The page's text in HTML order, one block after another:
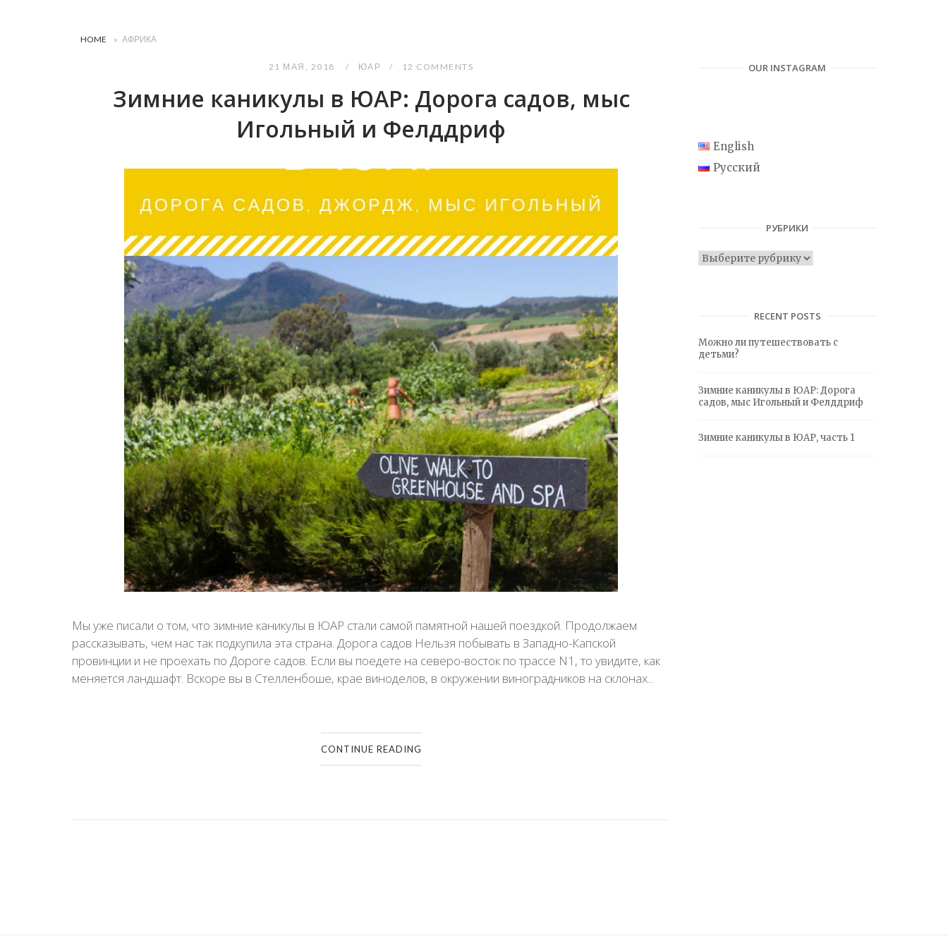
HOME » АФРИКА
21 МАЯ, 2018 ЮАР 12 COMMENTS
Зимние каникулы в ЮАР: Дорога садов, мыс
Игольный и Фелддриф
Мы уже писали о том, что зимние каникулы в ЮАР стали самой памятной нашей поездкой. Продолжаем
рассказывать, чем нас так подкупила эта страна. Дорога садов Нельзя побывать в Западно-Капской
провинции и не проехать по Дороге садов. Если вы поедете на северо-восток по трассе N1, то увидите, как
меняется ландшафт. Вскоре вы в Стелленбоше, крае виноделов, в окружении виноградников на склонах...
CONTINUE READING
OUR INSTAGRAM
English
Русский
РУБРИКИ
Р
к
RECENT POSTS
Можно ли путешествовать с
детьми?
Зимние каникулы в ЮАР: Дорога
садов, мыс Игольный и Фелддриф
Зимние каникулы в ЮАР, часть 1